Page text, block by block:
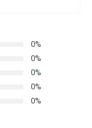
0%
0%
0%
0%
0%